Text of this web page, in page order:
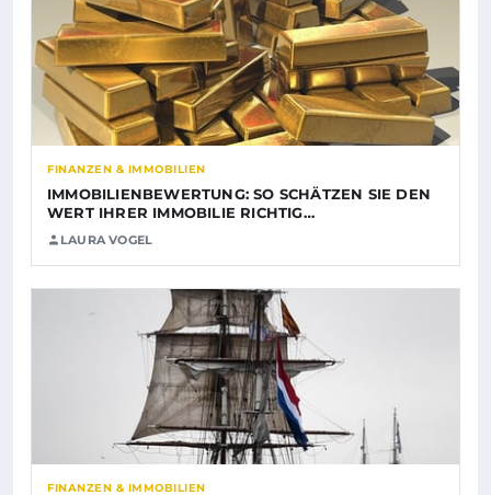
FINANZEN & IMMOBILIEN
IMMOBILIENBEWERTUNG: SO SCHÄTZEN SIE DEN
WERT IHRER IMMOBILIE RICHTIG…
LAURA VOGEL
FINANZEN & IMMOBILIEN